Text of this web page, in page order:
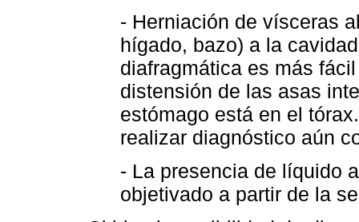
- Herniación de vísceras
hígado, bazo) a la
diafragmática es más
distensión de las asas
estómago está en el
realizar diagnóstico aún
- La presencia de líquido
objetivado a partir de la